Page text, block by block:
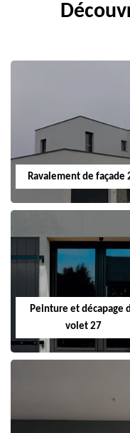
Ravalement de façade
Peinture et décapage
volet 27